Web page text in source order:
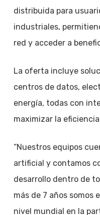
distribuida para
industriales,
red y acceder a
La oferta incluye
centros de datos,
energía, todas con
maximizar la
“Nuestros equipos
artificial y contamos
desarrollo dentro de
más de 7 años somos
nivel mundial en la